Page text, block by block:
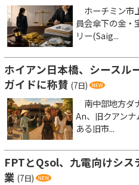
ホーチミン市
員会傘下の金・
リー(Saig...
ホイアン日本橋、シースル
ガイドに称賛 (7日)
南中部地方ダ
An、旧クアン
ある旧市...
FPTとQsol、九電向けシス
業 (7日)